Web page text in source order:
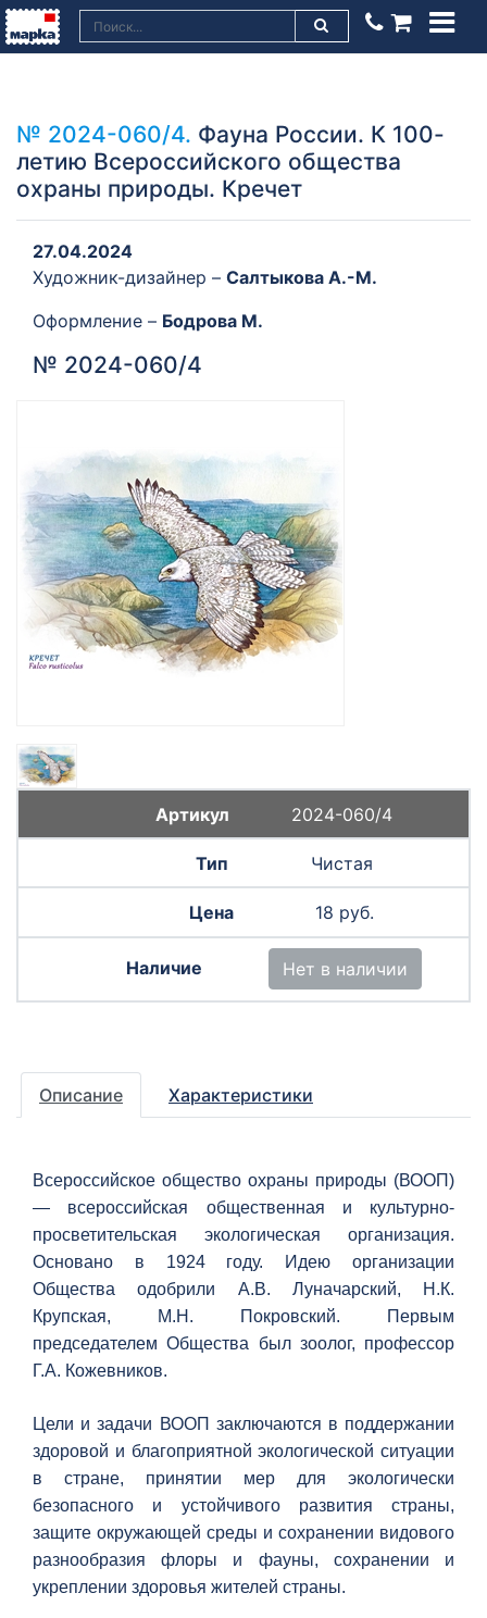
№ 2024-060/4. Фауна России. К 100-
летию Всероссийского общества
охраны природы. Кречет
27.04.2024
Художник-дизайнер – Салтыкова А.-М.
Оформление – Бодрова М.
№ 2024-060/4
2024-060/4
Чистая
18 руб.
Нет в наличии
Описание Характеристики
Всероссийское общество охраны природы (ВООП)
— всероссийская общественная и культурно-
просветительская экологическая организация.
Основано в 1924 году. Идею организации
Общества одобрили А.В. Луначарский, Н.К.
Крупская, М.Н. Покровский. Первым
председателем Общества был зоолог, профессор
Г.А. Кожевников.
Цели и задачи ВООП заключаются в поддержании
здоровой и благоприятной экологической ситуации
в стране, принятии мер для экологически
безопасного и устойчивого развития страны,
защите окружающей среды и сохранении видового
разнообразия флоры и фауны, сохранении и
укреплении здоровья жителей страны.